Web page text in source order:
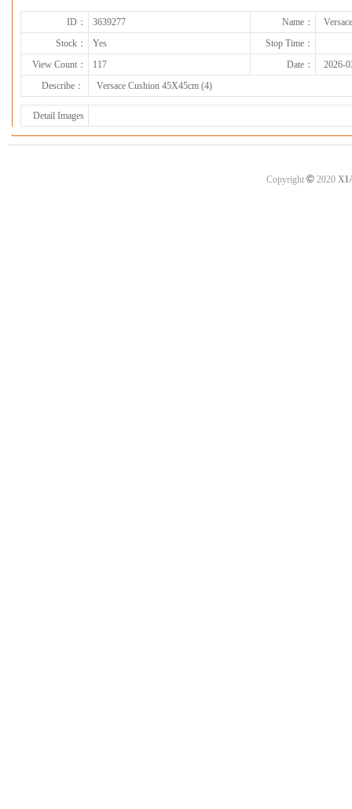
ID： 3639277 Name：
Stock：
Yes
Stop Time：
View Count：
117 Date：
2026-
Describe：
Versace Cushion 45X45cm (4)
Detail Images
Copyright ©2020